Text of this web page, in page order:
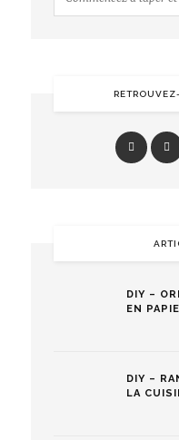
DIY –
EN
DIY –
LA